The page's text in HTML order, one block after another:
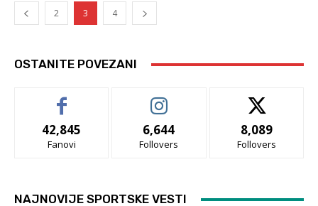
2 3 4
OSTANITE POVEZANI
42,845
Fanovi
6,644
Follovers
8,089
Follovers
NAJNOVIJE SPORTSKE VESTI